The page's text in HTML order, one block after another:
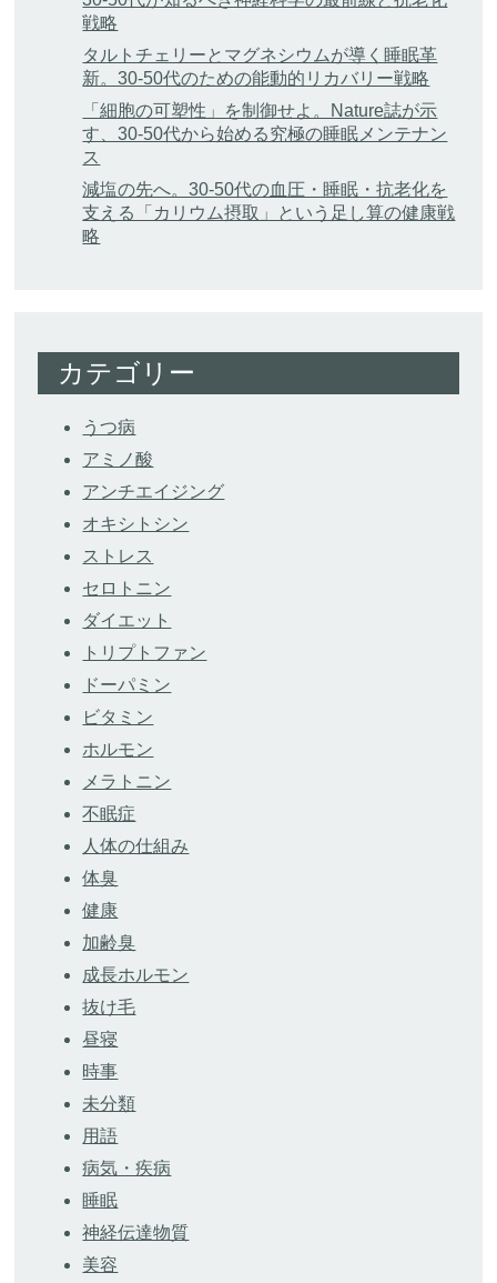
戦略
タルトチェリーとマグネシウムが導く睡眠革
新。30-50代のための能動的リカバリー戦略
「細胞の可塑性」を制御せよ。Nature誌が示
す、30-50代から始める究極の睡眠メンテナン
ス
減塩の先へ。30-50代の血圧・睡眠・抗老化を
支える「カリウム摂取」という足し算の健康戦
略
カテゴリー
うつ病
アミノ酸
アンチエイジング
オキシトシン
ストレス
セロトニン
ダイエット
トリプトファン
ドーパミン
ビタミン
ホルモン
メラトニン
不眠症
人体の仕組み
体臭
健康
加齢臭
成長ホルモン
抜け毛
昼寝
時事
未分類
用語
病気・疾病
睡眠
神経伝達物質
美容